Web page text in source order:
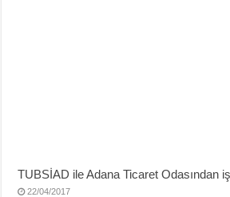
TUBSİAD ile Adana Ticaret Odasından
22/04/2017